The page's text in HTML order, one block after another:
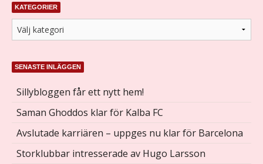
KATEGORIER
SENASTE INLÄGGEN
Sillybloggen får ett nytt hem!
Saman Ghoddos klar för Kalba FC
Avslutade karriären – uppges nu klar för Barcelona
Storklubbar intresserade av Hugo Larsson